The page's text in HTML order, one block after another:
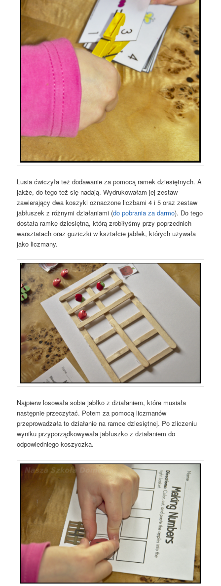
Lusia ćwiczyła też dodawanie za pomocą ramek dziesiętnych. A
jakże, do tego też się nadają. Wydrukowałam jej zestaw
zawierający dwa koszyki oznaczone liczbami 4 i 5 oraz zestaw
jabłuszek z różnymi działaniami (do pobrania za darmo). Do tego
dostała ramkę dziesiętną, którą zrobiłyśmy przy poprzednich
warsztatach oraz guziczki w kształcie jabłek, których używała
jako liczmany.
Najpierw losowała sobie jabłko z działaniem, które musiała
następnie przeczytać. Potem za pomocą liczmanów
przeprowadzała to działanie na ramce dziesiętnej. Po zliczeniu
wyniku przyporządkowywała jabłuszko z działaniem do
odpowiedniego koszyczka.